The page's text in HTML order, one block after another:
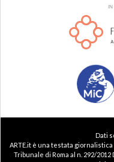
IN
Dati
ARTE.it è una testata
Tribunale di Roma al n. 292/